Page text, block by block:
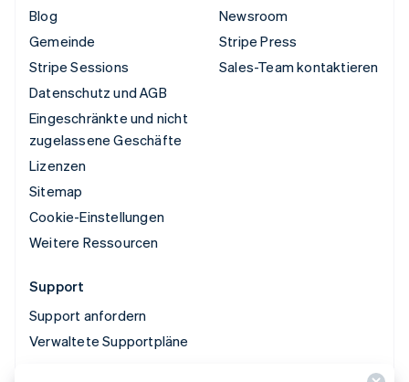
Blog
Gemeinde
Stripe Sessions
Datenschutz und AGB
Eingeschränkte und nicht
zugelassene Geschäfte
Lizenzen
Sitemap
Cookie-Einstellungen
Weitere Ressourcen
Newsroom
Stripe Press
Sales-Team kontaktieren
Support
Support anfordern
Verwaltete Supportpläne